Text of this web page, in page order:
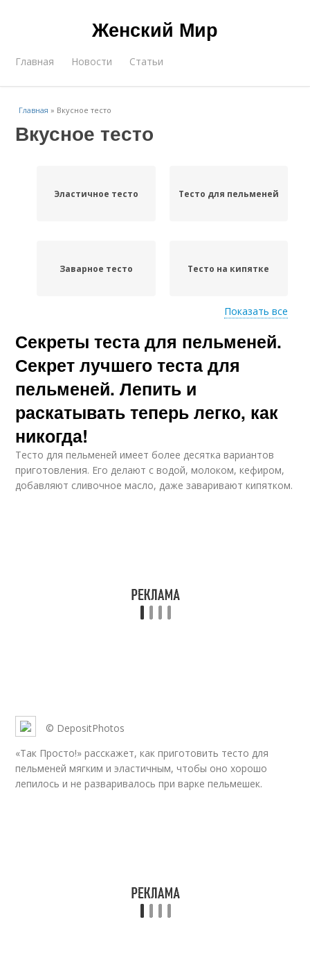
Женский Мир
Главная Новости Статьи
Главная » Вкусное тесто
Вкусное тесто
Эластичное тесто Тесто для пельменей
Заварное тесто Тесто на кипятке
Тесто на воде Тесто на кефире
Тесто для мантов
Показать все
Секреты теста для пельменей.
Секрет лучшего теста для
пельменей. Лепить и
раскатывать теперь легко, как
никогда!
Тесто для пельменей имеет более десятка вариантов
приготовления. Его делают с водой, молоком, кефиром,
добавляют сливочное масло, даже заваривают кипятком.
© DepositPhotos
«Так Просто!» расскажет, как приготовить тесто для
пельменей мягким и эластичным, чтобы оно хорошо
лепилось и не разваривалось при варке пельмешек.